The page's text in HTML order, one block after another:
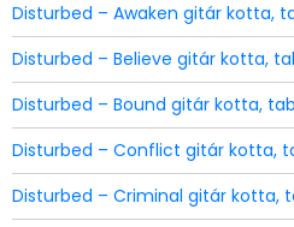
Disturbed – Awaken gitár kotta,
Disturbed – Believe gitár kotta,
Disturbed – Bound gitár kotta,
Disturbed – Conflict gitár kotta,
Disturbed – Criminal gitár kotta,